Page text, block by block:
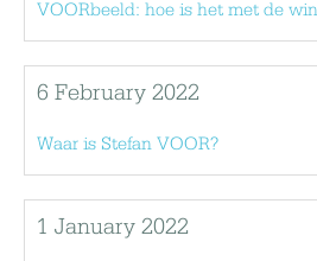
VOORbeeld: hoe is het met de
6 February 2022
Waar is Stefan VOOR?
1 January 2022